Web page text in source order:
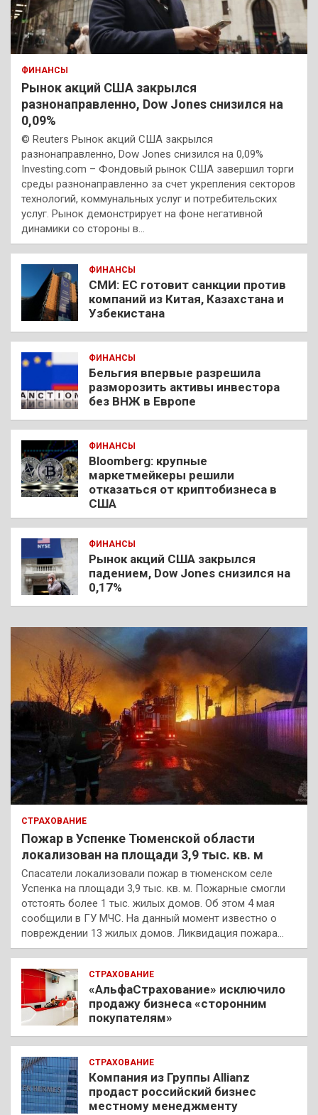
ФИНАНСЫ
Рынок акций США закрылся
разнонаправленно, Dow Jones снизился на
0,09%
© Reuters Рынок акций США закрылся
разнонаправленно, Dow Jones снизился на 0,09%
Investing.com – Фондовый рынок США завершил торги
среды разнонаправленно за счет укрепления секторов
технологий, коммунальных услуг и потребительских
услуг. Рынок демонстрирует на фоне негативной
динамики со стороны в…
ФИНАНСЫ
СМИ: ЕС готовит санкции против
компаний из Китая, Казахстана и
Узбекистана
ФИНАНСЫ
Бельгия впервые разрешила
разморозить активы инвестора
без ВНЖ в Европе
ФИНАНСЫ
Bloomberg: крупные
маркетмейкеры решили
отказаться от криптобизнеса в
США
ФИНАНСЫ
Рынок акций США закрылся
падением, Dow Jones снизился на
0,17%
СТРАХОВАНИЕ
Пожар в Успенке Тюменской области
локализован на площади 3,9 тыс. кв. м
Спасатели локализовали пожар в тюменском селе
Успенка на площади 3,9 тыс. кв. м. Пожарные смогли
отстоять более 1 тыс. жилых домов. Об этом 4 мая
сообщили в ГУ МЧС. На данный момент известно о
повреждении 13 жилых домов. Ликвидация пожара…
СТРАХОВАНИЕ
«АльфаСтрахование» исключило
продажу бизнеса «сторонним
покупателям»
СТРАХОВАНИЕ
Компания из Группы Allianz
продаст российский бизнес
местному менеджменту